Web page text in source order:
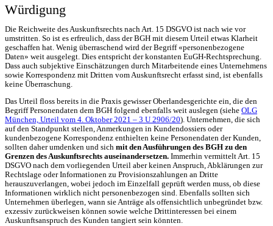
Würdigung
Die Reichweite des Auskunftsrechts nach Art. 15 DSGVO ist nach wie vor
umstritten. So ist es erfreulich, dass der BGH mit diesem Urteil etwas Klarheit
geschaffen hat. Wenig überraschend wird der Begriff «personenbezogene
Daten» weit ausgelegt. Dies entspricht der konstanten EuGH-Rechtsprechung.
Dass auch subjektive Einschätzungen durch Mitarbeitende eines Unternehmens
sowie Korrespondenz mit Dritten vom Auskunftsrecht erfasst sind, ist ebenfalls
keine Überraschung.
Das Urteil floss bereits in die Praxis gewisser Oberlandesgerichte ein, die den
Begriff Personendaten dem BGH folgend ebenfalls weit auslegen (siehe OLG
München, Urteil vom 4. Oktober 2021 – 3 U 2906/20). Unternehmen, die sich
auf den Standpunkt stellen, Anmerkungen in Kundendossiers oder
kundenbezogene Korrespondenz enthielten keine Personendaten der Kunden,
sollten daher umdenken und sich mit den Ausführungen des BGH zu den
Grenzen des Auskunftsrechts auseinandersetzen. Immerhin vermittelt Art. 15
DSGVO nach dem vorliegenden Urteil aber keinen Anspruch, Abklärungen zur
Rechtslage oder Informationen zu Provisionszahlungen an Dritte
herauszuverlangen, wobei jedoch im Einzelfall geprüft werden muss, ob diese
Informationen wirklich nicht personenbezogen sind. Ebenfalls sollten sich
Unternehmen überlegen, wann sie Anträge als offensichtlich unbegründet bzw.
exzessiv zurückweisen können sowie welche Drittinteressen bei einem
Auskunftsanspruch des Kunden tangiert sein könnten.